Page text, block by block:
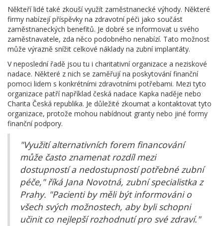
Někteří lidé také zkouší využít zaměstnanecké výhody. Některé
firmy nabízejí příspěvky na zdravotní péči jako součást
zaměstnaneckých benefitů. Je dobré se informovat u svého
zaměstnavatele, zda něco podobného nenabízí. Tato možnost
může výrazně snížit celkové náklady na zubní implantáty.
V neposlední řadě jsou tu i charitativní organizace a neziskové
nadace. Některé z nich se zaměřují na poskytování finanční
pomoci lidem s konkrétními zdravotními potřebami. Mezi tyto
organizace patří například česká nadace Kapka naděje nebo
Charita Česká republika. Je důležité zkoumat a kontaktovat tyto
organizace, protože mohou nabídnout granty nebo jiné formy
finanční podpory.
"Využití alternativních forem financování
může často znamenat rozdíl mezi
dostupností a nedostupností potřebné zubní
péče," říká Jana Novotná, zubní specialistka z
Prahy. "Pacienti by měli být informováni o
všech svých možnostech, aby byli schopni
učinit co nejlepší rozhodnutí pro své zdraví."